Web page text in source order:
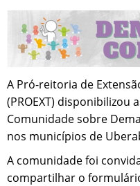
A Pró-reitoria de
(PROEXT) disponibilizou
Comunidade sobre
nos municípios de
A comunidade foi
compartilhar o